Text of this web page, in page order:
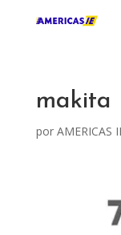
makita
por AMERICAS